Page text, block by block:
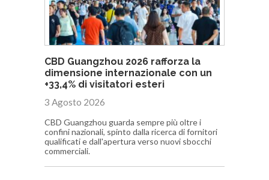
CBD Guangzhou 2026 rafforza la
dimensione internazionale con un
+33,4% di visitatori esteri
3 Agosto 2026
CBD Guangzhou guarda sempre più oltre i
confini nazionali, spinto dalla ricerca di fornitori
qualificati e dall'apertura verso nuovi sbocchi
commerciali.